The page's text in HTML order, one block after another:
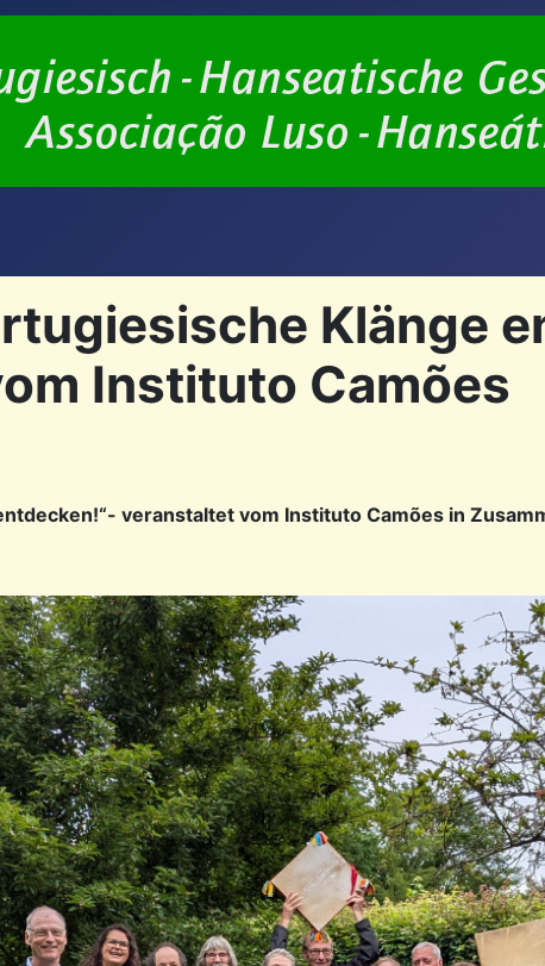
Klänge
Instituto Camões
veranstaltet vom Instituto Camões in